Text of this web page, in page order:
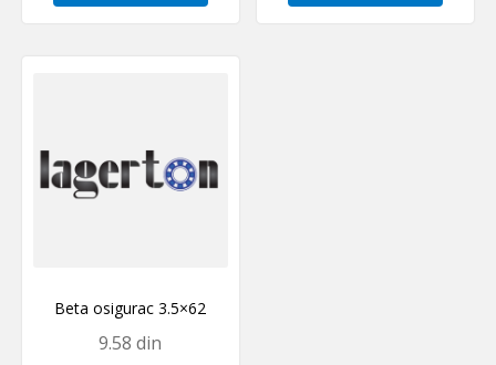
Beta osigurac 3.5×62
9.58din